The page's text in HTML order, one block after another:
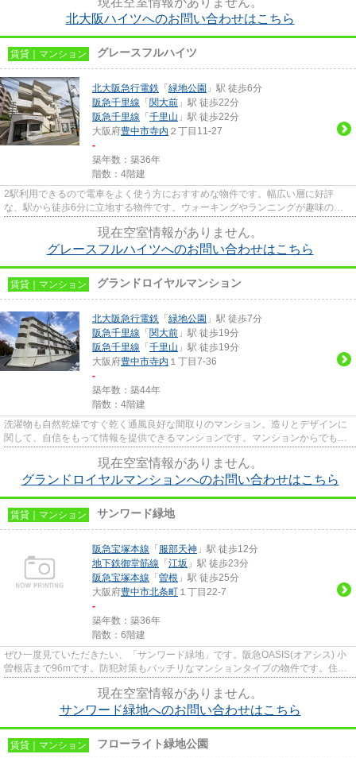
北大阪ハイツへのお問い合わせはこちら
賃貸｜マンション グレースフルハイツ
北大阪急行電鉄 「 緑地公園 」駅 徒歩6分
阪急千里線 「 関大前 」駅 徒歩22分
阪急千里線 「 千里山 」駅 徒歩22分
大阪府豊中市寺内 ２丁目11-27
-
築年数：築36年
階数：4階建
2駅利用できるので電車をよく使う方におすすめな物件です。幅広い層に好評
な、駅から徒歩6分に立地する物件です。ウォーキングやランニングが趣味の方
現在空室情報がありません。
グレースフルハイツへのお問い合わせはこちら
賃貸｜マンション グランドロイヤルマンション
北大阪急行電鉄 「 緑地公園 」駅 徒歩7分
阪急千里線 「 関大前 」駅 徒歩19分
阪急千里線 「 千里山 」駅 徒歩19分
大阪府豊中市寺内 １丁目7-36
-
築年数：築44年
階数：4階建
洗濯物も自然乾燥ですぐ乾く通風良好な間取りのマンション。造りとデザインに
関して、自信をもって情報を提供できるマンションです。マンションからでも川
現在空室情報がありません。
グランドロイヤルマンションへのお問い合わせはこちら
賃貸｜マンション サンワード緑地
阪急宝塚本線 「 服部天神 」駅 徒歩12分
地下鉄御堂筋線 「 江坂 」駅 徒歩23分
阪急宝塚本線 「 曽根 」駅 徒歩25分
大阪府豊中市北条町 １丁目22-7
-
築年数：築36年
階数：6階建
ぜひ一度見ていただきたい、「サンワード緑地」です。阪急OASIS(オアシス) 小
曽根店まで96mです。防犯対策もバッチリなマンションタイプの物件です。住環
現在空室情報がありません。
サンワード緑地へのお問い合わせはこちら
賃貸｜マンション フローライト緑地公園